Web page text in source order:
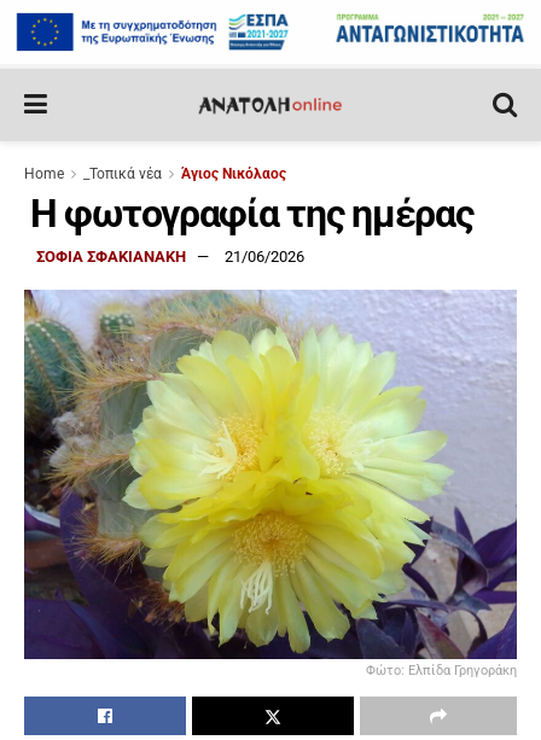
Home _Τοπικά νέα Άγιος Νικόλαος
Η φωτογραφία της ημέρας
ΣΟΦΙΑ ΣΦΑΚΙΑΝΑΚΗ 21/06/2026
Φώτο: Ελπίδα Γρηγοράκη